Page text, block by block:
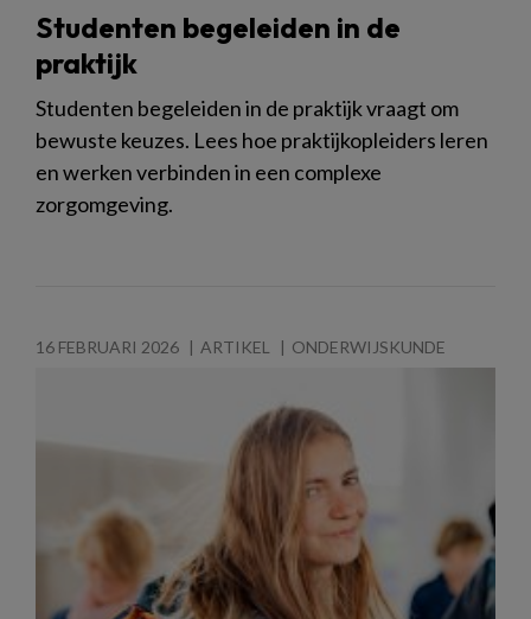
Studenten begeleiden in de
praktijk
Studenten begeleiden in de praktijk vraagt om
bewuste keuzes. Lees hoe praktijkopleiders leren
en werken verbinden in een complexe
zorgomgeving.
16 FEBRUARI 2026 ARTIKEL ONDERWIJSKUNDE